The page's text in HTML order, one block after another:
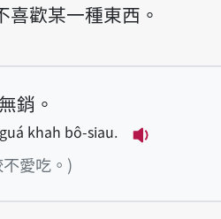
喜歡某一種東西。
銷。
khah bô-siau.
愛吃。)